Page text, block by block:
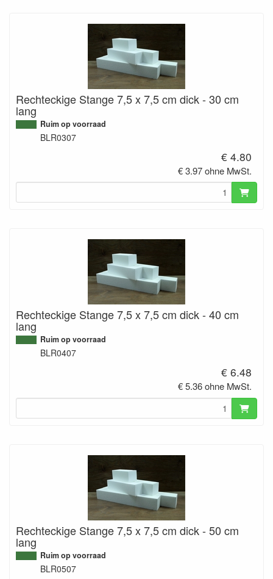
Rechteckige Stange 7,5 x 7,5 cm dick - 30 cm
lang
Ruim op voorraad
BLR0307
€ 4.80
€ 3.97 ohne MwSt.
Rechteckige Stange 7,5 x 7,5 cm dick - 40 cm
lang
Ruim op voorraad
BLR0407
€ 6.48
€ 5.36 ohne MwSt.
Rechteckige Stange 7,5 x 7,5 cm dick - 50 cm
lang
Ruim op voorraad
BLR0507